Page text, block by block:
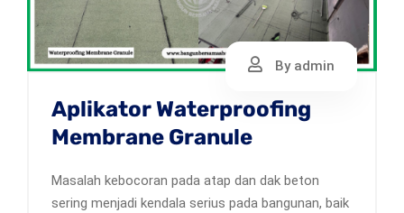
By admin
Aplikator Waterproofing
Membrane Granule
Masalah kebocoran pada atap dan dak beton
sering menjadi kendala serius pada bangunan, baik